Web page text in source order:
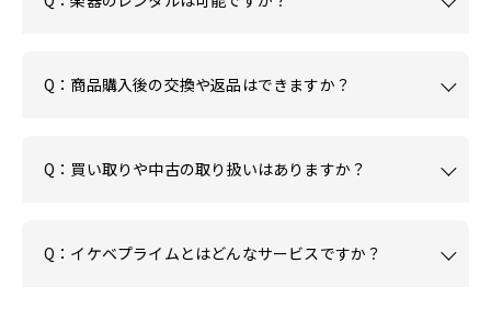
Q：商品購入後の交換や返品はできますか？
Q：買い取りや中古の取り扱いはありますか？
Q：イケベプライムとはどんなサービスですか？